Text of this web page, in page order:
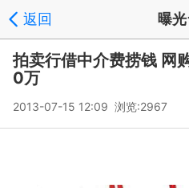
返回 曝光
拍卖行借中介费捞钱 网
0万
2013-07-15 12:09 浏览:2967